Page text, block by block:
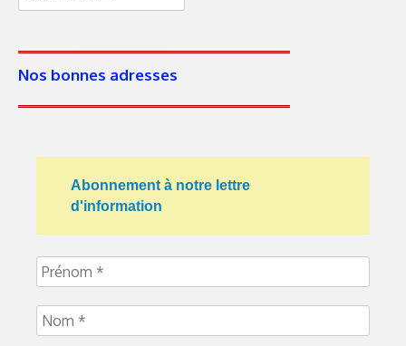
Nos bonnes adresses
Abonnement à notre lettre
d'information